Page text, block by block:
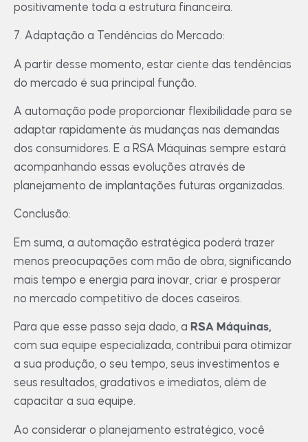
positivamente toda a estrutura financeira.
7. Adaptação a Tendências do Mercado:
A partir desse momento, estar ciente das tendências
do mercado é sua principal função.
A automação pode proporcionar flexibilidade para se
adaptar rapidamente às mudanças nas demandas
dos consumidores. E a RSA Máquinas sempre estará
acompanhando essas evoluções através de
planejamento de implantações futuras organizadas.
Conclusão:
Em suma, a automação estratégica poderá trazer
menos preocupações com mão de obra, significando
mais tempo e energia para inovar, criar e prosperar
no mercado competitivo de doces caseiros.
Para que esse passo seja dado, a RSA Máquinas,
com sua equipe especializada, contribui para otimizar
a sua produção, o seu tempo, seus investimentos e
seus resultados, gradativos e imediatos, além de
capacitar a sua equipe.
Ao considerar o planejamento estratégico, você